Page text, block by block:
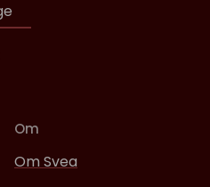
Om
Om Svea